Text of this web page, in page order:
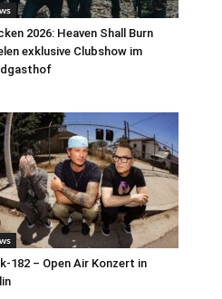
2026: Heaven Shall Burn
exklusive Clubshow im
182 – Open Air Konzert in